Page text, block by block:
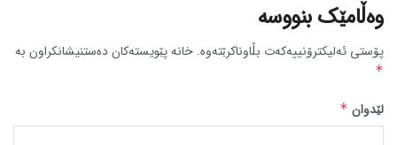
وەڵامێک بنووسە
پۆستی ئەلیکترۆنییەکەت بڵاوناکرێتەوە. خانە پێویستەکان دەستنیشانکراون بە
*
لێدوان *